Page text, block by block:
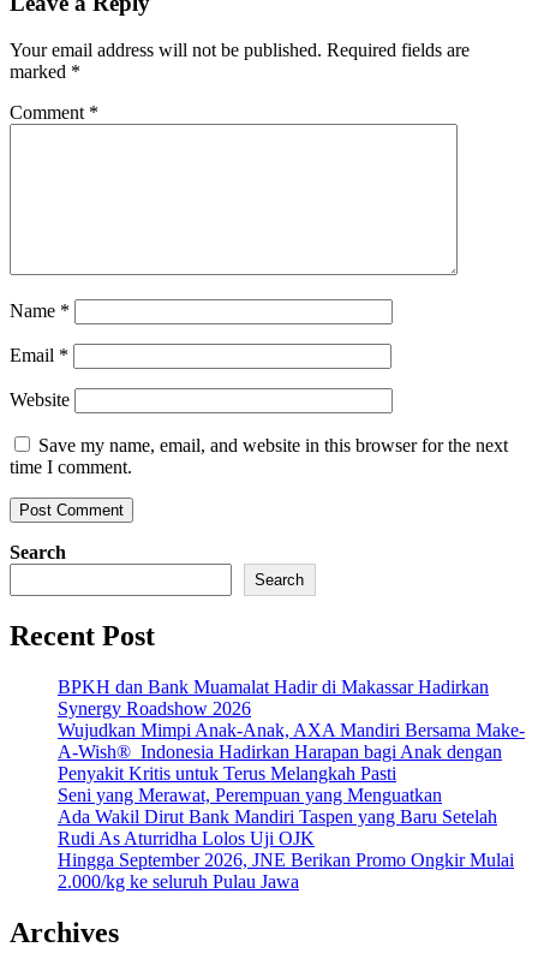
Your email address will not be published. Required fields are
marked *
Comment *
Name *
Email *
Website
Save my name, email, and website in this browser for the next
time I comment.
Search
Search
Recent Post
BPKH dan Bank Muamalat Hadir di Makassar Hadirkan
Synergy Roadshow 2026
Wujudkan Mimpi Anak-Anak, AXA Mandiri Bersama Make-
A-Wish® Indonesia Hadirkan Harapan bagi Anak dengan
Penyakit Kritis untuk Terus Melangkah Pasti
Seni yang Merawat, Perempuan yang Menguatkan
Ada Wakil Dirut Bank Mandiri Taspen yang Baru Setelah
Rudi As Aturridha Lolos Uji OJK
Hingga September 2026, JNE Berikan Promo Ongkir Mulai
2.000/kg ke seluruh Pulau Jawa
Archives